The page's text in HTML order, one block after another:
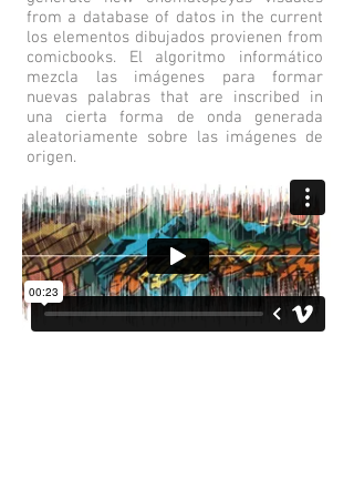
from a database of datos in the current
los elementos dibujados provienen from
comicbooks. El algoritmo informático
mezcla las imágenes para formar
nuevas palabras that are inscribed in
una cierta forma de onda generada
aleatoriamente sobre las imágenes de
origen.